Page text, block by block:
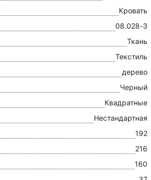
Кровать
08.028-3
Ткань
Текстиль
дерево
Черный
Квадратные
Нестандартная
192
216
160